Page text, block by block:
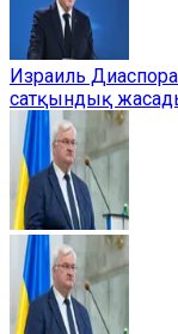
Израиль
сатқындық